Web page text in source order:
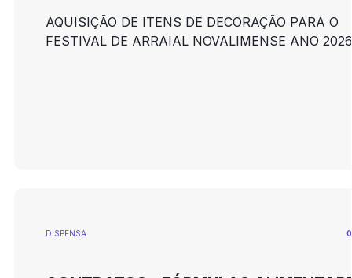
AQUISIÇÃO DE ITENS DE DECORAÇÃO PARA O
FESTIVAL DE ARRAIAL NOVALIMENSE ANO 2026
DISPENSA